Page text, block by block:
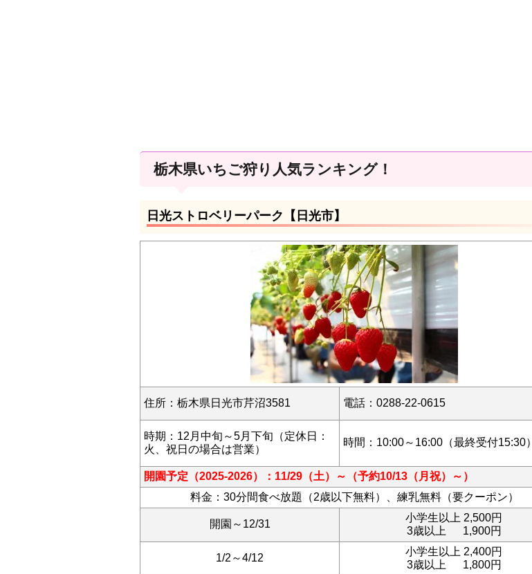
栃木県いちご狩り人気ランキング！
日光ストロベリーパーク【日光市】
住所： 栃木県日光市芹沼3581 電話： 0288-22-0615
時期：12月中旬～5月下旬（定休日：
火、祝日の場合は営業）
時間： 10:00～16:00（最終受付15:30）
開園予定（2025-2026）：11/29（土）～（予約10/13（月祝）～）
料金：30分間食べ放題（2歳以下無料）、練乳無料（要クーポン）
開園～12/31
小学生以上 2,500円
3歳以上 1,900円
1/2～4/12
小学生以上 2,400円
3歳以上 1,800円